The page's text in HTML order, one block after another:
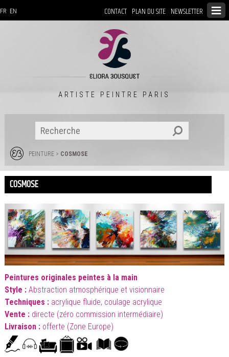
CONTACT PLAN DU SITE NEWSLETTER
FR EN
ARTISTE PEINTRE PARIS
PEINTURE> COSMOSE
COSMOSE
Peintures originales peintes à la main
Style : Abstraction atmosphérique et visionnaire
Techniques : acrylique fluide, coulage acrylique
Vente : directe (zéro commission intermédiaire)
Livraison : offerte (Zone Europe)